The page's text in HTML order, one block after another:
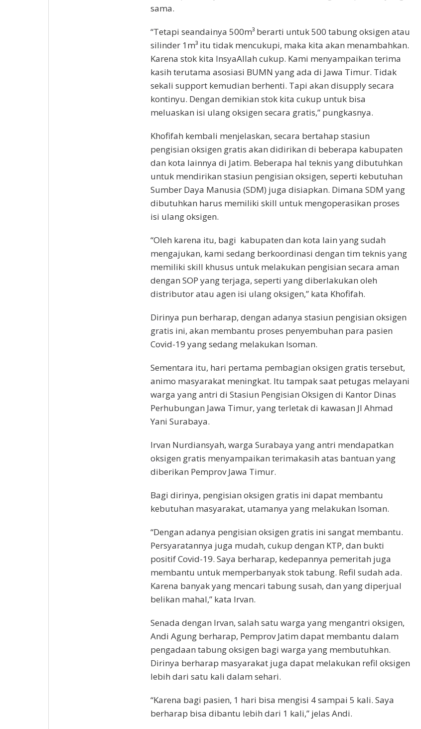
sama.
“Tetapi seandainya 500m³ berarti untuk 500 tabung oksigen atau
silinder 1m³ itu tidak mencukupi, maka kita akan menambahkan.
Karena stok kita InsyaAllah cukup. Kami menyampaikan terima
kasih terutama asosiasi BUMN yang ada di Jawa Timur. Tidak
sekali support kemudian berhenti. Tapi akan disupply secara
kontinyu. Dengan demikian stok kita cukup untuk bisa
meluaskan isi ulang oksigen secara gratis,” pungkasnya.
Khofifah kembali menjelaskan, secara bertahap stasiun
pengisian oksigen gratis akan didirikan di beberapa kabupaten
dan kota lainnya di Jatim. Beberapa hal teknis yang dibutuhkan
untuk mendirikan stasiun pengisian oksigen, seperti kebutuhan
Sumber Daya Manusia (SDM) juga disiapkan. Dimana SDM yang
dibutuhkan harus memiliki skill untuk mengoperasikan proses
isi ulang oksigen.
“Oleh karena itu, bagi kabupaten dan kota lain yang sudah
mengajukan, kami sedang berkoordinasi dengan tim teknis yang
memiliki skill khusus untuk melakukan pengisian secara aman
dengan SOP yang terjaga, seperti yang diberlakukan oleh
distributor atau agen isi ulang oksigen,” kata Khofifah.
Dirinya pun berharap, dengan adanya stasiun pengisian oksigen
gratis ini, akan membantu proses penyembuhan para pasien
Covid-19 yang sedang melakukan Isoman.
Sementara itu, hari pertama pembagian oksigen gratis tersebut,
animo masyarakat meningkat. Itu tampak saat petugas melayani
warga yang antri di Stasiun Pengisian Oksigen di Kantor Dinas
Perhubungan Jawa Timur, yang terletak di kawasan Jl Ahmad
Yani Surabaya.
Irvan Nurdiansyah, warga Surabaya yang antri mendapatkan
oksigen gratis menyampaikan terimakasih atas bantuan yang
diberikan Pemprov Jawa Timur.
Bagi dirinya, pengisian oksigen gratis ini dapat membantu
kebutuhan masyarakat, utamanya yang melakukan Isoman.
“Dengan adanya pengisian oksigen gratis ini sangat membantu.
Persyaratannya juga mudah, cukup dengan KTP, dan bukti
positif Covid-19. Saya berharap, kedepannya pemeritah juga
membantu untuk memperbanyak stok tabung. Refil sudah ada.
Karena banyak yang mencari tabung susah, dan yang diperjual
belikan mahal,” kata Irvan.
Senada dengan Irvan, salah satu warga yang mengantri oksigen,
Andi Agung berharap, Pemprov Jatim dapat membantu dalam
pengadaan tabung oksigen bagi warga yang membutuhkan.
Dirinya berharap masyarakat juga dapat melakukan refil oksigen
lebih dari satu kali dalam sehari.
“Karena bagi pasien, 1 hari bisa mengisi 4 sampai 5 kali. Saya
berharap bisa dibantu lebih dari 1 kali,” jelas Andi.